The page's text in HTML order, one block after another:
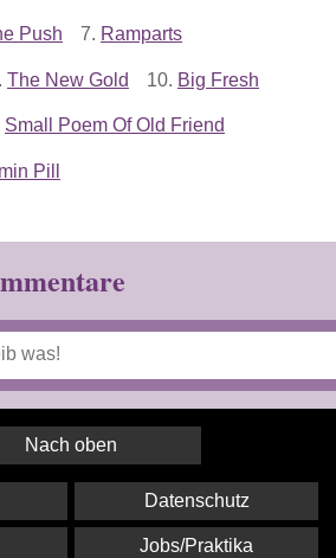
Push 7. Ramparts
The New Gold 10. Big Fresh
Small Poem Of Old Friend
Pill
Nach oben
Datenschutz
Jobs/Praktika